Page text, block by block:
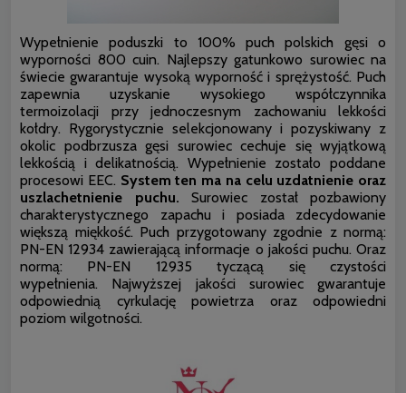
Wypełnienie poduszki to 100% puch polskich gęsi o
wyporności 800 cuin. Najlepszy gatunkowo surowiec na
świecie gwarantuje wysoką wyporność i sprężystość. Puch
zapewnia uzyskanie wysokiego współczynnika
termoizolacji przy jednoczesnym zachowaniu lekkości
kołdry. Rygorystycznie selekcjonowany i pozyskiwany z
okolic podbrzusza gęsi surowiec cechuje się wyjątkową
lekkością i delikatnością. Wypełnienie zostało poddane
procesowi EEC. System ten ma na celu uzdatnienie oraz
uszlachetnienie puchu. Surowiec został pozbawiony
charakterystycznego zapachu i posiada zdecydowanie
większą miękkość. Puch przygotowany zgodnie z normą:
PN-EN 12934 zawierającą informacje o jakości puchu. Oraz
normą: PN-EN 12935 tyczącą się czystości
wypełnienia. Najwyższej jakości surowiec gwarantuje
odpowiednią cyrkulację powietrza oraz odpowiedni
poziom wilgotności.